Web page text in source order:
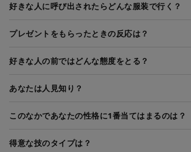
好きな人に呼び出されたらどんな服装で行く？
プレゼントをもらったときの反応は？
好きな人の前ではどんな態度をとる？
あなたは人見知り？
このなかであなたの性格に1番当てはまるのは？
得意な技のタイプは？